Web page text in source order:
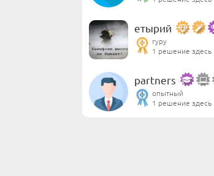
етырий
гуру
1 решение здесь
partners
опытный
1 решение здесь